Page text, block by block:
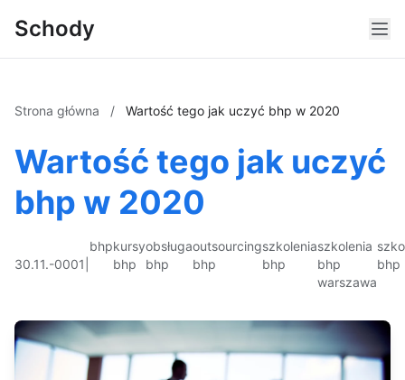
Schody
Strona główna / Wartość tego jak uczyć bhp w 2020
Wartość tego jak uczyć
bhp w 2020
30.11.-0001
bhpkursy
bhp
obsługa
bhp
outsourcing
bhp
szkolenia
bhp
szkolenia
bhp
warszawa
bhp